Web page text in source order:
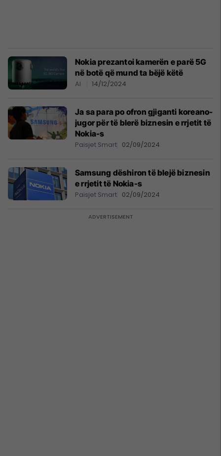
Nokia prezantoi kamerën e parë 5G
në botë që mund ta bëjë këtë
AI 14/12/2024
Ja sa para po ofron gjiganti koreano-
jugor për të blerë biznesin e rrjetit të
Nokia-s
Paisjet Smart 02/09/2024
Samsung dëshiron të blejë biznesin
e rrjetit të Nokia-s
Paisjet Smart 02/09/2024